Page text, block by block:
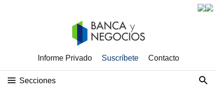
Informe Privado Suscríbete Contacto
Secciones